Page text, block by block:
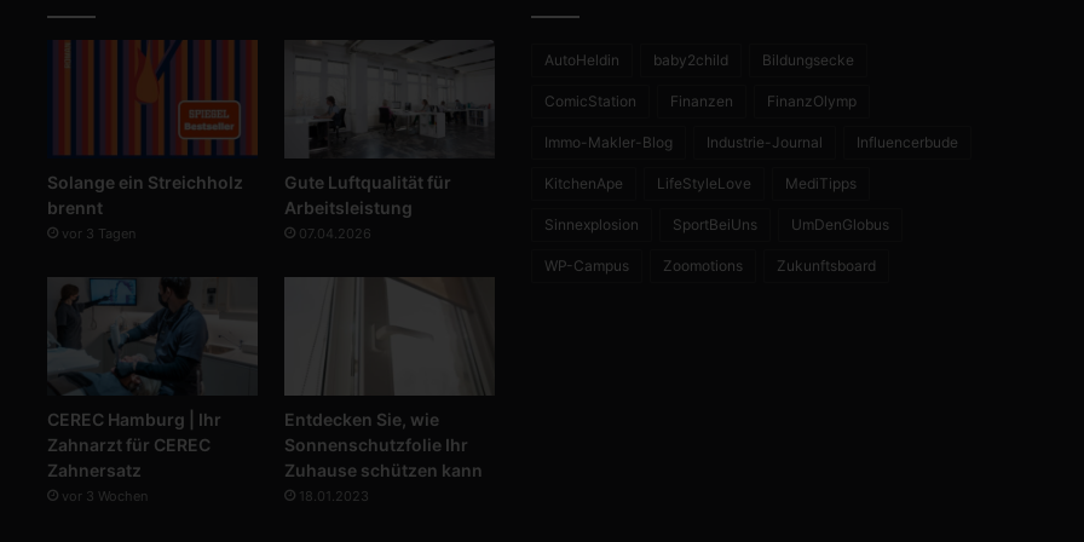
Solange ein Streichholz
brennt
vor 3 Tagen
Gute Luftqualität für
Arbeitsleistung
07.04.2026
CEREC Hamburg | Ihr
Zahnarzt für CEREC
Zahnersatz
vor 3 Wochen
Entdecken Sie, wie
Sonnenschutzfolie Ihr
Zuhause schützen kann
18.01.2023
AutoHeldin baby2child Bildungsecke
ComicStation Finanzen FinanzOlymp
Immo-Makler-Blog Industrie-Journal Influencerbude
KitchenApe LifeStyleLove MediTipps
Sinnexplosion SportBeiUns UmDenGlobus
WP-Campus Zoomotions Zukunftsboard